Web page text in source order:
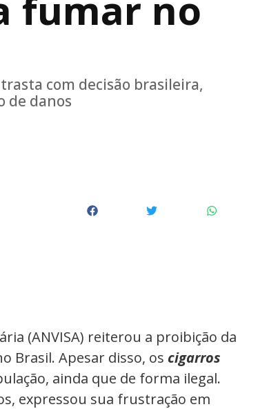
com decisão brasileira,
de danos
(ANVISA) reiterou a proibição da
Brasil. Apesar disso, os cigarros
ainda que de forma ilegal.
expressou sua frustração em